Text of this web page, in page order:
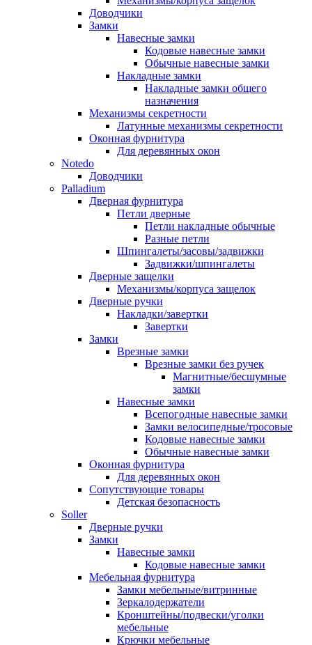
Доводчики
Замки
Навесные замки
Кодовые навесные замки
Обычные навесные замки
Накладные замки
Накладные замки общего
назначения
Механизмы секретности
Латунные механизмы секретности
Оконная фурнитура
Для деревянных окон
Notedo
Доводчики
Palladium
Дверная фурнитура
Петли дверные
Петли накладные обычные
Разные петли
Шпингалеты/засовы/задвижки
Задвижки/шпингалеты
Дверные защелки
Механизмы/корпуса защелок
Дверные ручки
Накладки/завертки
Завертки
Замки
Врезные замки
Врезные замки без ручек
Магнитные/бесшумные
замки
Навесные замки
Всепогодные навесные замки
Замки велосипедные/тросовые
Кодовые навесные замки
Обычные навесные замки
Оконная фурнитура
Для деревянных окон
Сопутствующие товары
Детская безопасность
Soller
Дверные ручки
Замки
Навесные замки
Кодовые навесные замки
Мебельная фурнитура
Замки мебельные/витринные
Зеркалодержатели
Кронштейны/подвески/уголки
мебельные
Крючки мебельные